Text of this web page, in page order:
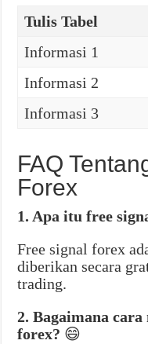
Tulis Tabel
Informasi 1
Informasi 2
Informasi 3
FAQ
Forex
1. Apa itu free
Free signal forex
diberikan secara
trading.
2. Bagaimana
forex? 😄